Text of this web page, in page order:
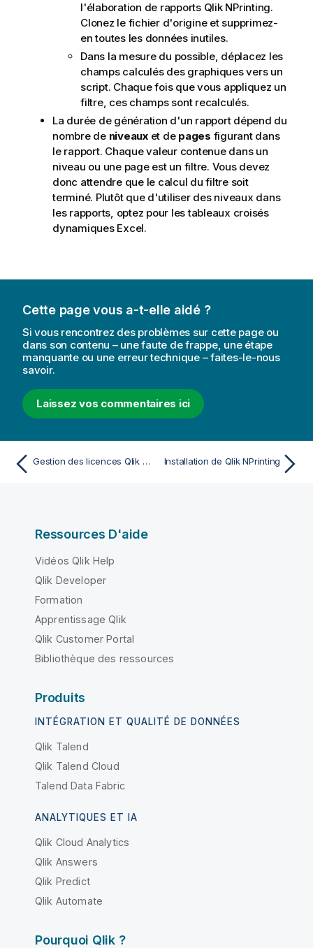
l'élaboration de rapports Qlik NPrinting.
Clonez le fichier d'origine et supprimez-
en toutes les données inutiles.
Dans la mesure du possible, déplacez les
champs calculés des graphiques vers un
script. Chaque fois que vous appliquez un
filtre, ces champs sont recalculés.
La durée de génération d'un rapport dépend du
nombre de niveauxet de pages figurant dans
le rapport. Chaque valeur contenue dans un
niveau ou une page est un filtre. Vous devez
donc attendre que le calcul du filtre soit
terminé. Plutôt que d'utiliser des niveaux dans
les rapports, optez pour les tableaux croisés
dynamiques Excel.
Cette page vous a-t-elle aidé ?
Si vous rencontrez des problèmes sur cette page ou
dans son contenu – une faute de frappe, une étape
manquante ou une erreur technique – faites-le-nous
savoir.
Laissez vos commentaires ici
Gestion des licences Qlik NPrinting hors ligne Installation de Qlik NPrinting
Ressources D'aide
Vidéos Qlik Help
Qlik Developer
Formation
Apprentissage Qlik
Qlik Customer Portal
Bibliothèque des ressources
Produits
INTÉGRATION ET QUALITÉ DE DONNÉES
Qlik Talend
Qlik Talend Cloud
Talend Data Fabric
ANALYTIQUES ET IA
Qlik Cloud Analytics
Qlik Answers
Qlik Predict
Qlik Automate
Pourquoi Qlik ?